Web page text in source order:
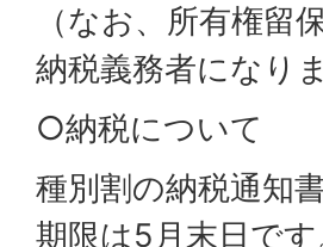
（なお、所有権留
納税義務者になり
○納税について
種別割の納税通知
期限は5月末日です